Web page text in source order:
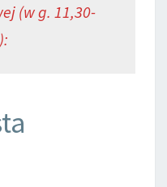
(w g. 11,30-